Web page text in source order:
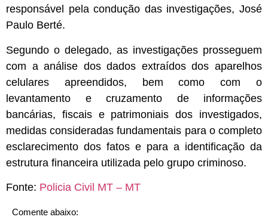
responsável pela condução das investigações, José
Paulo Berté.
Segundo o delegado, as investigações prosseguem
com a análise dos dados extraídos dos aparelhos
celulares apreendidos, bem como com o
levantamento e cruzamento de informações
bancárias, fiscais e patrimoniais dos investigados,
medidas consideradas fundamentais para o completo
esclarecimento dos fatos e para a identificação da
estrutura financeira utilizada pelo grupo criminoso.
Fonte: Policia Civil MT – MT
Comente abaixo: